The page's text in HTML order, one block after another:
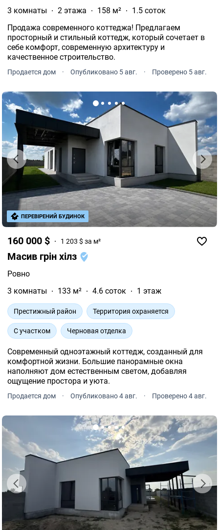
3 комнаты 2 этажа 158 м²
1.5 соток
Продажа современного коттеджа! Предлагаем
просторный и стильный коттедж, который сочетает в
себе комфорт, современную архитектуру и
качественное строительство.
Продается дом · Опубликовано 5 авг. · Проверено 5 авг.
160 000 $ 1 203 $ за м²
Масив грін хілз
Ровно
3 комнаты
133 м² 4.6 соток 1 этаж
Престижный район Территория охраняется
С участком Черновая отделка
Современный одноэтажный коттедж, созданный для
комфортной жизни. Большие панорамные окна
наполняют дом естественным светом, добавляя
ощущение простора и уюта.
Продается дом · Опубликовано 4 авг. · Проверено 4 авг.
ПЕРЕВІРЕНИЙ БУДИНОК